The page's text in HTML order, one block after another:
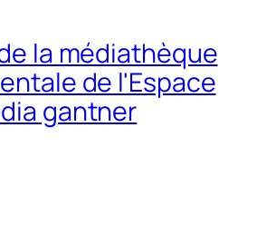
la médiathèque
de l'Espace
gantner